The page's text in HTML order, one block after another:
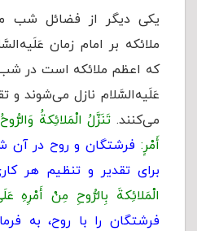
یکی دیگر از فضائل شب
ملائکه بر امام زمان
که اعظم ملائکه است در شب
عَلَیه‌السَّلام نازل می‌شوند و
می‌کنند. تَنَزَّلُ الْمَلائِکةُ
أَمْرٍ: فرشتگان و روح در آن
برای تقدیر و تنظیم هر
الْمَلائِکةَ بِالرُّوحِ مِنْ
فرشتگان را با روح، به